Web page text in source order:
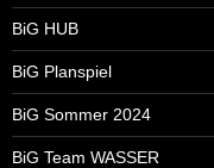
BiG HUB
BiG Planspiel
BiG Sommer 2024
BiG Team WASSER